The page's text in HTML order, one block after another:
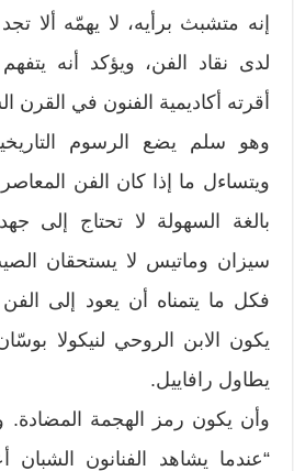
إنه متشبث برأيه، لا يهمّه ألا
لدى نقاد الفن، ويؤكد أنه
أقرته أكاديمية الفنون في القرن
وهو سلم يضع الرسوم
ويتساءل ما إذا كان الفن
بالغة السهولة لا تحتاج إلى
سيزان وماتيس لا يستحقان
فكل ما يتمناه أن يعود إلى
يطاول رافاييل.
وأن يكون رمز الهجمة
“عندما يشاهد الفنانون الشبان